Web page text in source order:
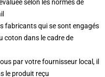
selon les normes de
fabricants qui se sont engagés
coton dans le cadre de
par votre fournisseur local, il
le produit reçu